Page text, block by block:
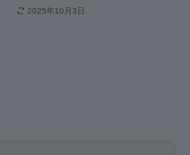
2025年10月3日